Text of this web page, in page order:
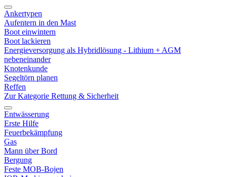
Ankertypen
Aufentern in den Mast
Boot einwintern
Boot lackieren
Energieversorgung als Hybridlösung - Lithium + AGM
nebeneinander
Knotenkunde
Segeltörn planen
Reffen
Zur Kategorie Rettung & Sicherheit
Entwässerung
Erste Hilfe
Feuerbekämpfung
Gas
Mann über Bord
Bergung
Feste MOB-Bojen